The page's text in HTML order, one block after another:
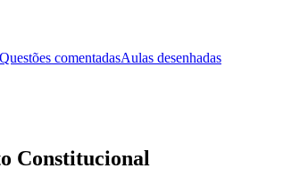
Questões comentadasAulas desenhadas
Constitucional